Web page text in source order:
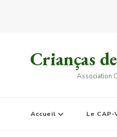
Crianças
Association
Accueil Le CAP-